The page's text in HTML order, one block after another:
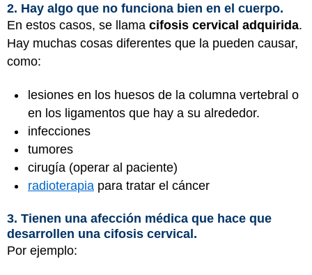
2. Hay algo que no funciona bien en el cuerpo.
En estos casos, se llama cifosis cervical adquirida.
Hay muchas cosas diferentes que la pueden causar,
como:
lesiones en los huesos de la columna vertebral o
en los ligamentos que hay a su alrededor.
infecciones
tumores
cirugía (operar al paciente)
radioterapia para tratar el cáncer
3. Tienen una afección médica que hace que
desarrollen una cifosis cervical.
Por ejemplo: